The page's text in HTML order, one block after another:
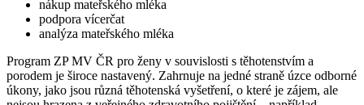
nákup mateřského mléka
podpora vícerčat
analýza mateřského mléka
Program ZP MV ČR pro ženy v souvislosti s těhotenstvím a
porodem je široce nastavený. Zahrnuje na jedné straně úzce odborné
úkony, jako jsou různá těhotenská vyšetření, o které je zájem, ale